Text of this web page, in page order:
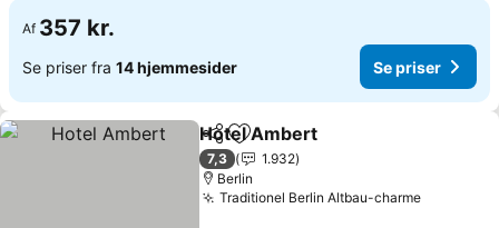
Af 357 kr.
Se priser fra 14 hjemmesider Se priser
Del Føj til favoritter
Hotel Ambert
7,3
1.932
Berlin
Traditionel Berlin Altbau-charme